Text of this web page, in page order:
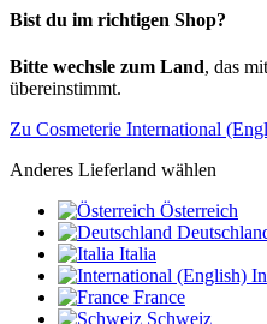
Bist du im richtigen Shop?
Bitte wechsle zum Land, das
übereinstimmt.
Zu Cosmeterie International
Anderes Lieferland wählen
Österreich
Italia
France
Schweiz